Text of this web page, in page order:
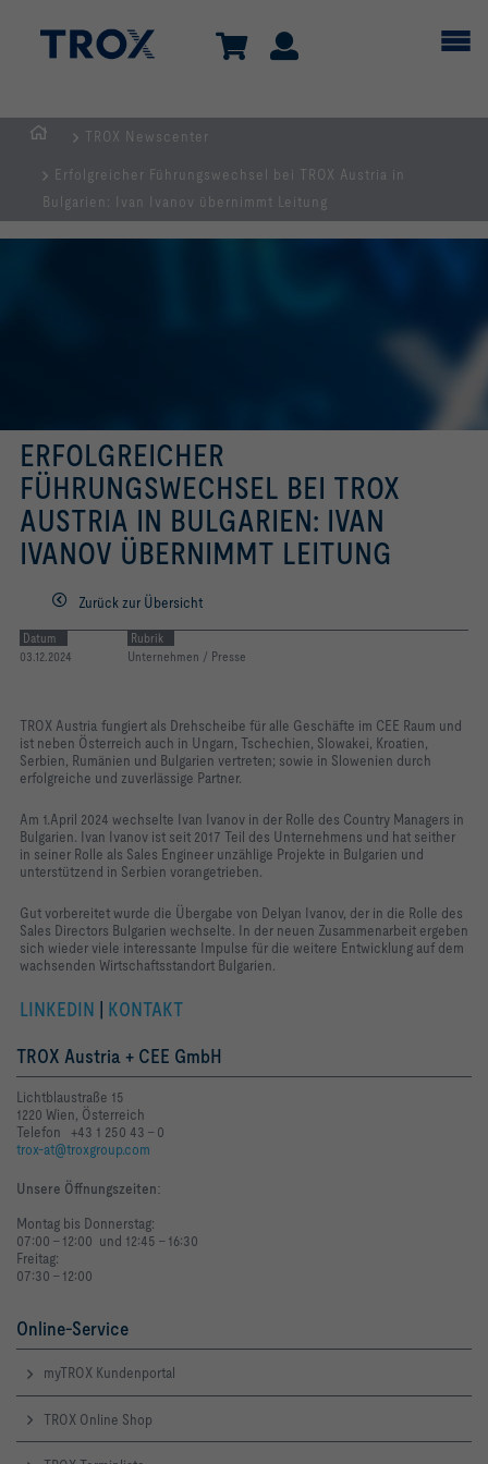
AUSTRIA
CEE
und
Klimatisierung
von
Räumen
TROX Newscenter
Erfolgreicher Führungswechsel bei TROX Austria in
Bulgarien: Ivan Ivanov übernimmt Leitung
ERFOLGREICHER
FÜHRUNGSWECHSEL BEI TROX
AUSTRIA IN BULGARIEN: IVAN
IVANOV ÜBERNIMMT LEITUNG
Zurück zur Übersicht
Datum
03.12.2024
Rubrik
Unternehmen / Presse
TROX Austria fungiert als Drehscheibe für alle Geschäfte im CEE Raum und
ist neben Österreich auch in Ungarn, Tschechien, Slowakei, Kroatien,
Serbien, Rumänien und Bulgarien vertreten; sowie in Slowenien durch
erfolgreiche und zuverlässige Partner.
Am 1.April 2024 wechselte Ivan Ivanov in der Rolle des Country Managers in
Bulgarien. Ivan Ivanov ist seit 2017 Teil des Unternehmens und hat seither
in seiner Rolle als Sales Engineer unzählige Projekte in Bulgarien und
unterstützend in Serbien vorangetrieben.
Gut vorbereitet wurde die Übergabe von Delyan Ivanov, der in die Rolle des
Sales Directors Bulgarien wechselte. In der neuen Zusammenarbeit ergeben
sich wieder viele interessante Impulse für die weitere Entwicklung auf dem
wachsenden Wirtschaftsstandort Bulgarien.
LINKEDIN KONTAKT
TROX Austria + CEE GmbH
Lichtblaustraße 15
1220 Wien, Österreich
Telefon +43 1 250 43 - 0
trox-at@troxgroup.com
Unsere Öffnungszeiten:
Montag bis Donnerstag:
07:00 - 12:00 und 12:45 - 16:30
Freitag:
07:30 - 12:00
Online-Service
myTROX Kundenportal
TROX Online Shop